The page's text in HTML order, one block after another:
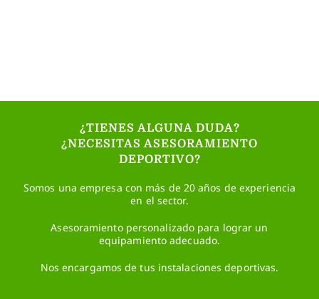
¿TIENES ALGUNA DUDA?
¿NECESITAS ASESORAMIENTO
DEPORTIVO?
Somos una empresa con más de 20 años de experiencia
en el sector.
Asesoramiento personalizado para lograr un
equipamiento adecuado.
Nos encargamos de tus instalaciones deportivas.